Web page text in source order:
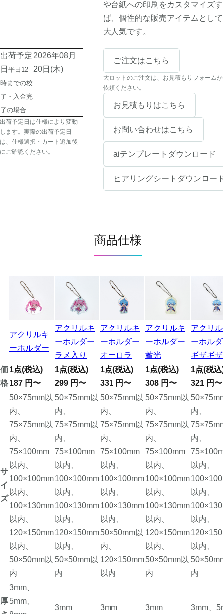
や台紙への印刷をカスタマイズ
ば、個性的な販売アイテムとし
大人気です。
出荷予定
日 平日12
時までの校
了・入金完
了の場合
2026年08月
20日(木)
出荷予定日は仕様により変動
します。実際の出荷予定日
は、仕様選択・カート追加後
にご確認ください。
ご注文はこちら
大ロットのご注文は、お見積もりフォーム
依頼ください。
お見積もりはこちら
お問い合わせはこちら
aiテンプレートダウンロード
ヒアリングシートダウンロー
商品仕様
アクリルキ
ーホルダー
アクリルキ
ーホルダー
ラメ入り
アクリルキ
ーホルダー
オーロラ
アクリルキ
ーホルダー
蓄光
アクリ
ーホル
ギザギザ
価
格
1点(税込)
187 円〜
1点(税込)
299 円〜
1点(税込)
331 円〜
1点(税込)
308 円〜
1点(税込
321 円〜
サ
イ
ズ
50×75mm以
内、
75×75mm以
内、
75×100mm
以内、
100×100mm
以内、
100×130mm
以内、
120×150mm
以内、
50×50mm以
内
50×75mm以
内、
75×75mm以
内、
75×100mm
以内、
100×100mm
以内、
100×130mm
以内、
120×150mm
以内、
50×50mm以
内
50×75mm以
内、
75×75mm以
内、
75×100mm
以内、
100×100mm
以内、
100×130mm
以内、
50×50mm以
内、
120×150mm
以内
50×75mm以
内、
75×75mm以
内、
75×100mm
以内、
100×100mm
以内、
100×130mm
以内、
120×150mm
以内、
50×50mm以
内
内、
内、
以内、
以内、
以内、
以内、
内
厚
3mm、
5mm、
3mm 3mm 3mm 3mm、